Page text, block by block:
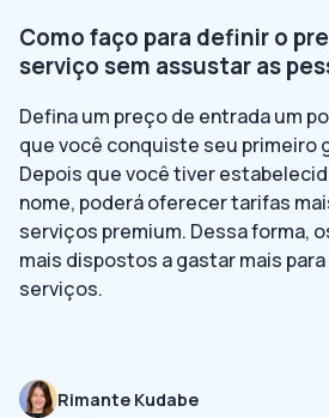
Como faço para definir o
serviço sem assustar as
Defina um preço de entrada um
que você conquiste seu primeiro
Depois que você tiver
nome, poderá oferecer tarifas
serviços premium. Dessa forma,
mais dispostos a gastar mais
serviços.
Rimante Kudabe